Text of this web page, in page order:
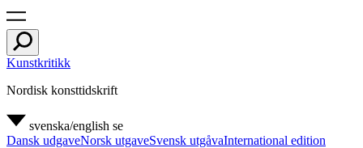
Kunstkritikk
Nordisk konsttidskrift
svenska/english se
Dansk udgaveNorsk utgaveSvensk utgåvaInternational edition